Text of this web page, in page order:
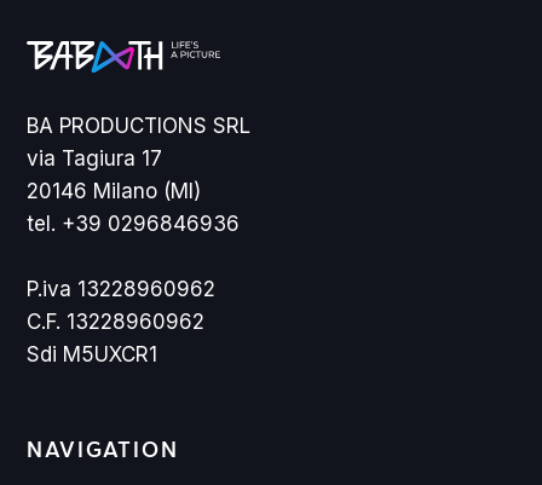
BA PRODUCTIONS SRL
via Tagiura 17
20146 Milano (MI)
tel. +39 0296846936
P.iva 13228960962
C.F. 13228960962
Sdi M5UXCR1
NAVIGATION